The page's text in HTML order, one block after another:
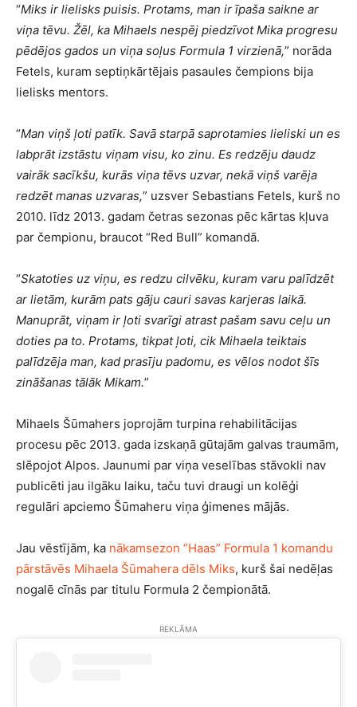
“Miks ir lielisks puisis. Protams, man ir īpaša saikne ar
viņa tēvu. Žēl, ka Mihaels nespēj piedzīvot Mika progresu
pēdējos gados un viņa soļus Formula 1 virzienā,” norāda
Fetels, kuram septiņkārtējais pasaules čempions bija
lielisks mentors.
“Man viņš ļoti patīk. Savā starpā saprotamies lieliski un es
labprāt izstāstu viņam visu, ko zinu. Es redzēju daudz
vairāk sacīkšu, kurās viņa tēvs uzvar, nekā viņš varēja
redzēt manas uzvaras,” uzsver Sebastians Fetels, kurš no
2010. līdz 2013. gadam četras sezonas pēc kārtas kļuva
par čempionu, braucot “Red Bull” komandā.
“Skatoties uz viņu, es redzu cilvēku, kuram varu palīdzēt
ar lietām, kurām pats gāju cauri savas karjeras laikā.
Manuprāt, viņam ir ļoti svarīgi atrast pašam savu ceļu un
doties pa to. Protams, tikpat ļoti, cik Mihaela teiktais
palīdzēja man, kad prasīju padomu, es vēlos nodot šīs
zināšanas tālāk Mikam.”
Mihaels Šūmahers joprojām turpina rehabilitācijas
procesu pēc 2013. gada izskaņā gūtajām galvas traumām,
slēpojot Alpos. Jaunumi par viņa veselības stāvokli nav
publicēti jau ilgāku laiku, taču tuvi draugi un kolēģi
regulāri apciemo Šūmaheru viņa ģimenes mājās.
Jau vēstījām, ka nākamsezon “Haas” Formula 1 komandu
pārstāvēs Mihaela Šūmahera dēls Miks, kurš šai nedēļas
nogalē cīnās par titulu Formula 2 čempionātā.
REKLĀMA